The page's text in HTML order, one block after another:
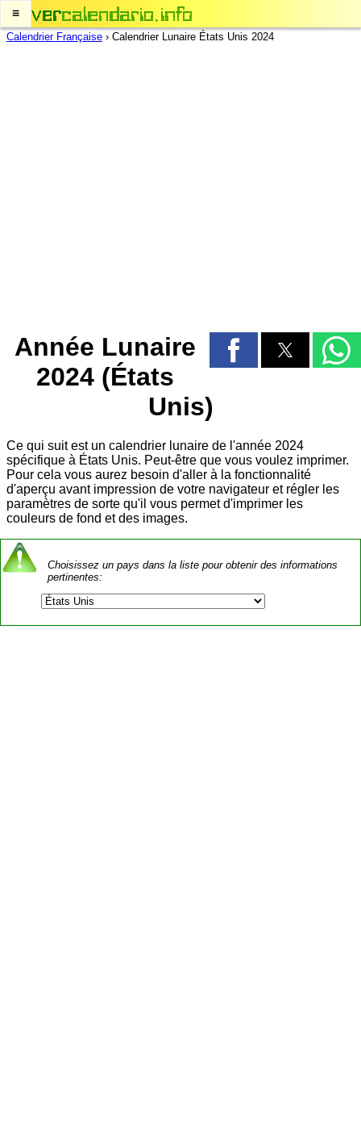
≡
Calendrier Française › Calendrier Lunaire États Unis 2024
Année Lunaire
2024 (États
Unis)
Ce qui suit est un calendrier lunaire de l'année 2024
spécifique à États Unis. Peut-être que vous voulez imprimer.
Pour cela vous aurez besoin d'aller à la fonctionnalité
d'aperçu avant impression de votre navigateur et régler les
paramètres de sorte qu'il vous permet d'imprimer les
couleurs de fond et des images.
Choisissez un pays dans la liste pour obtenir des informations
pertinentes: